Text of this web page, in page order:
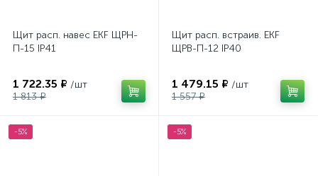
Щит расп. навес EKF ЩРН-
П-15 IP41
1 722.35 ₽ /шт
1 813 ₽
Щит расп. встраив. EKF
ЩРВ-П-12 IP40
1 479.15 ₽ /шт
1 557 ₽
-5% -5%